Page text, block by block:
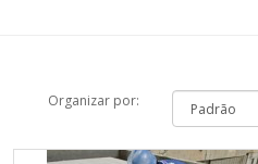
Organizar por: